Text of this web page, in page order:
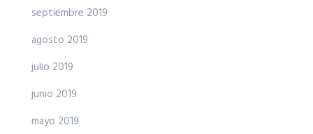
septiembre 2019
agosto 2019
julio 2019
junio 2019
mayo 2019